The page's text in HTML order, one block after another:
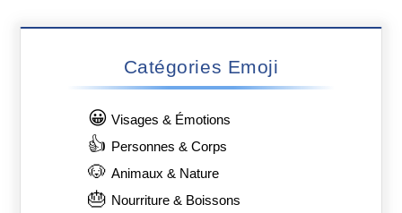
Catégories Emoji
😀 Visages & Émotions
👍 Personnes & Corps
🐶 Animaux & Nature
🎂 Nourriture & Boissons